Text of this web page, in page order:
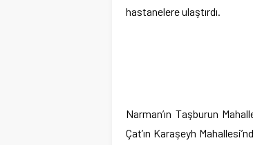
hastanelere ulaştırdı.
Narman’ın Taşburun
Çat’ın Karaşeyh